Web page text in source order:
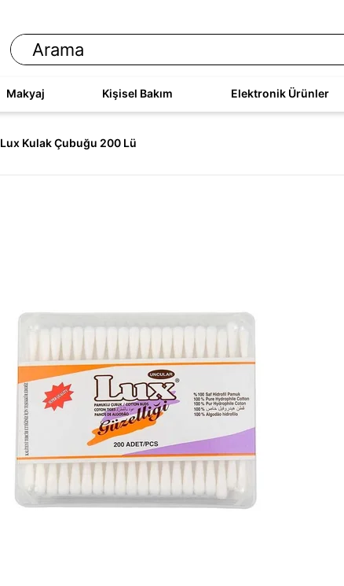
Makyaj Kişisel Bakım Elektronik Ürünler
Lux Kulak Çubuğu 200 Lü